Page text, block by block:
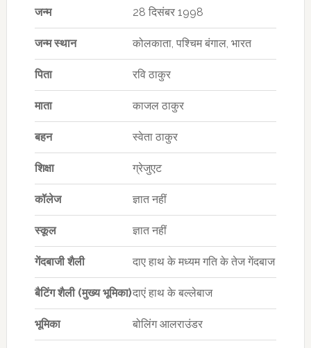
जन्म 28 दिसंबर 1998
जन्म स्थान कोलकाता, पश्चिम बंगाल, भारत
पिता रवि ठाकुर
माता काजल ठाकुर
बहन स्वेता ठाकुर
शिक्षा ग्रेजुएट
कॉलेज ज्ञात नहीं
स्कूल ज्ञात नहीं
गेंदबाजी शैली दाए हाथ के मध्यम गति के तेज गेंदबाज
बैटिंग शैली (मुख्य भूमिका)दाएं हाथ के बल्लेबाज
भूमिका बोलिंग आलराउंडर